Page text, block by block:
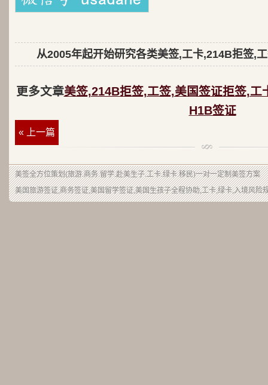
从2005年起开始研究各类美签,工卡,214B拒签,
更多文章美签,214B拒签,工签,美国签证拒签,工
H1B签证
« 上一篇
美签全方位策划(旅游.商务.留学.赴美生子.工卡.绿卡.移民)一对一定制美签方案
美国旅游签证,商务签证,美国留学签证,美国生孩子全程协助,工卡,绿卡,入境风险